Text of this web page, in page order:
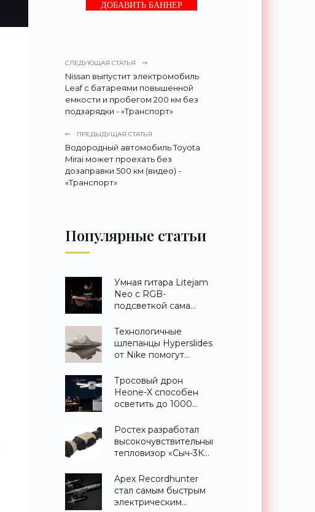
ДОБАВИТЬ БАННЕР
СЛЕДУЮЩАЯ СТАТЬЯ
Nissan выпустит электромобиль
Leaf c батареями повышенной
емкости и пробегом 200 км без
подзарядки - «Транспорт»
ПРЕДЫДУЩАЯ СТАТЬЯ
Водородный автомобиль Toyota
Mirai может проехать без
дозаправки 500 км (видео) -
«Транспорт»
Популярные статьи
Умная гитара Litejam
Neo с RGB-
подсветкой сама
«Гаджеты»
Технологичные
шлепанцы Hyperslides
от Nike помогут
ноги после
тренировки -
«Гаджеты»
Тросовый дрон
Heone-X способен
осветить до 1000
земли -
«Беспилотники»
Ростех разработал
высокочувствительный
тепловизор «Сыч-3К»
распознавания до 2
км - «Гаджеты»
Apex Recordhunter
стал самым быстрым
электрическим